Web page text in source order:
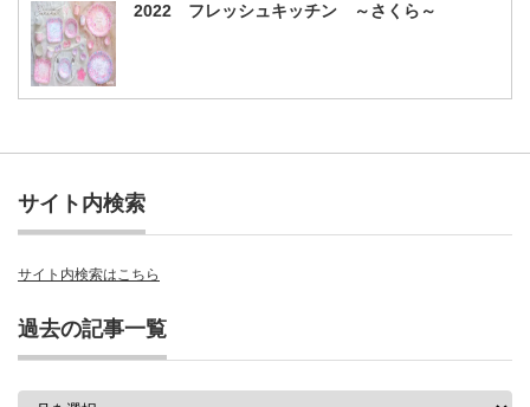
2022 フレッシュキッチン ～さくら～
サイト内検索
サイト内検索はこちら
過去の記事一覧